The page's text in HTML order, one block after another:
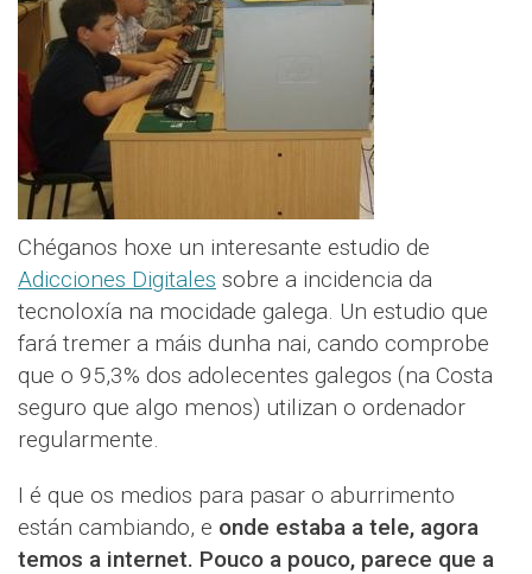
Chéganos hoxe un interesante estudio de
Adicciones Digitales sobre a incidencia da
tecnoloxía na mocidade galega. Un estudio que
fará tremer a máis dunha nai, cando comprobe
que o 95,3% dos adolecentes galegos (na Costa
seguro que algo menos) utilizan o ordenador
regularmente.
I é que os medios para pasar o aburrimento
están cambiando, e onde estaba a tele, agora
temos a internet. Pouco a pouco, parece que a